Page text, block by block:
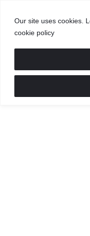
Our site uses cookies.
cookie policy
GROŽIS
MADA